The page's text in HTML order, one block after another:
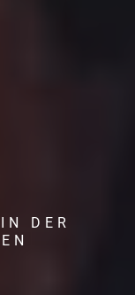
DER